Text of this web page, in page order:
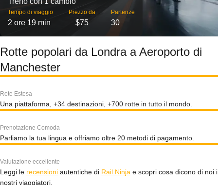
Tempo di viaggio
2 ore 19 min
Prezzo da
$75
Partenze
30
Rotte popolari da Londra a Aeroporto di
Manchester
Rete Estesa
Una piattaforma, +34 destinazioni, +700 rotte in tutto il mondo.
Prenotazione Comoda
Parliamo la tua lingua e offriamo oltre 20 metodi di pagamento.
Valutazione eccellente
Leggi le recensioni autentiche di Rail Ninja e scopri cosa dicono di noi i
nostri viaggiatori.